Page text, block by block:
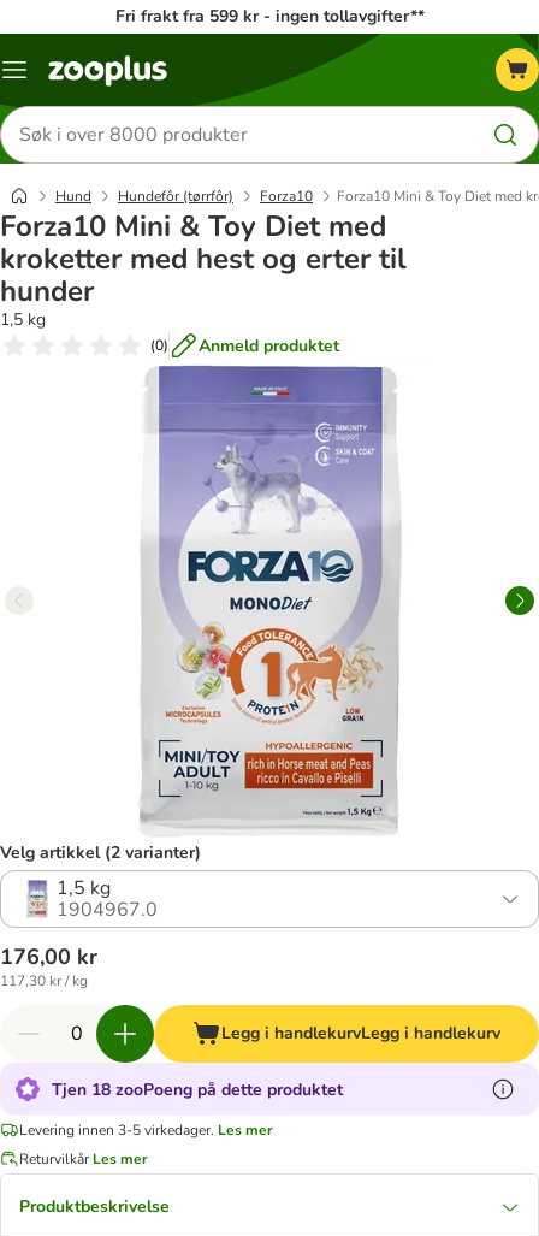
Fri frakt fra 599 kr - ingen tollavgifter**
Katalogmeny
Søk
etter
produkter
Hund Hundefôr (tørrfôr) Forza10 Forza10 Mini & Toy Diet med
Forza10 Mini & Toy Diet med
kroketter med hest og erter til
hunder
1,5 kg
(0) Anmeld produktet
Velg artikkel (2 varianter)
1,5 kg
1904967.0
176,00 kr
117,30 kr / kg
Legg i handlekurvLegg i handlekurv
Tjen 18 zooPoeng på dette produktet
Levering innen 3-5 virkedager. Les mer
Returvilkår Les mer
Produktbeskrivelse